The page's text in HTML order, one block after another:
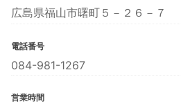
広島県福山市曙町５－２６－７
電話番号
084-981-1267
営業時間